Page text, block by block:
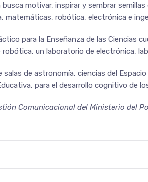
busca motivar, inspirar y sembrar
matemáticas, robótica, electrónica e
para la Enseñanza de las Ciencias
robótica, un laboratorio de electrónica,
salas de astronomía, ciencias del
para el desarrollo cognitivo de
Comunicacional del Ministerio del